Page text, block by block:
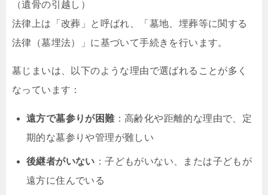
（遺骨の引越し）
法律上は「改葬」と呼ばれ、「墓地、埋葬等に関する
法律（墓埋法）」に基づいて手続きを行います。
墓じまいは、以下のような理由で選ばれることが多く
なっています：
遠方で墓参りが困難：高齢化や距離的な理由で、定
期的な墓参りや管理が難しい
後継者がいない ：子どもがいない、または子どもが
遠方に住んでいる